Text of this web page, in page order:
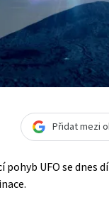
Přidat mezi
pohyb UFO se